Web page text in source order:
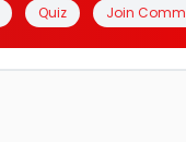
Quiz Join